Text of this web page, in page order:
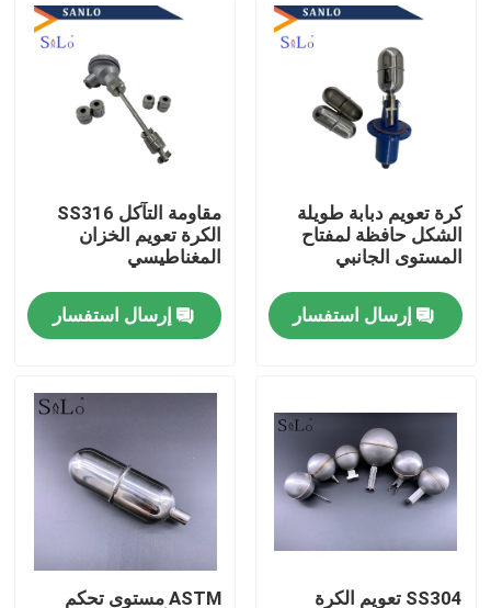
معلومات عنا
مراقبة الجودة
اتصل بنا
Company News
الكرة الصلب تعويم
كرة تعويم دبابة طويلة
الشكل حافظة لمفتاح
المستوى الجانبي
إرسال استفسار
مقاومة التآكل SS316
الكرة تعويم الخزان
المغناطيسي
إرسال استفسار
SS304 تعويم الكرة ASTM مستوى تحكم